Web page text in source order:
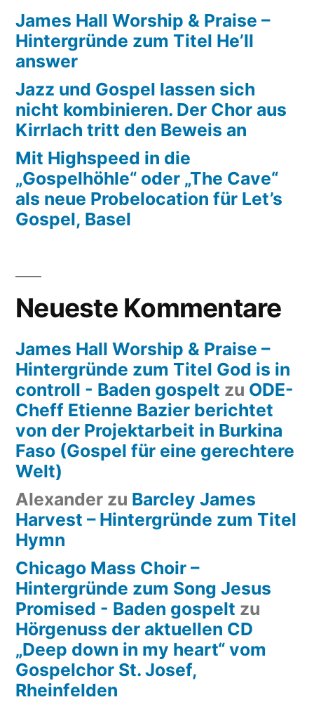
James Hall Worship & Praise –
Hintergründe zum Titel He’ll
answer
Jazz und Gospel lassen sich
nicht kombinieren. Der Chor aus
Kirrlach tritt den Beweis an
Mit Highspeed in die
„Gospelhöhle“ oder „The Cave“
als neue Probelocation für Let’s
Gospel, Basel
Neueste Kommentare
James Hall Worship & Praise –
Hintergründe zum Titel God is in
controll - Baden gospelt zu ODE-
Cheff Etienne Bazier berichtet
von der Projektarbeit in Burkina
Faso (Gospel für eine gerechtere
Welt)
Alexander zu Barcley James
Harvest – Hintergründe zum Titel
Hymn
Chicago Mass Choir –
Hintergründe zum Song Jesus
Promised - Baden gospelt zu
Hörgenuss der aktuellen CD
„Deep down in my heart“ vom
Gospelchor St. Josef,
Rheinfelden